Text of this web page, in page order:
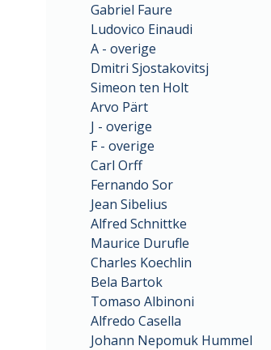
Gabriel Faure
Ludovico Einaudi
A - overige
Dmitri Sjostakovitsj
Simeon ten Holt
Arvo Pärt
J - overige
F - overige
Carl Orff
Fernando Sor
Jean Sibelius
Alfred Schnittke
Maurice Durufle
Charles Koechlin
Bela Bartok
Tomaso Albinoni
Alfredo Casella
Johann Nepomuk Hummel